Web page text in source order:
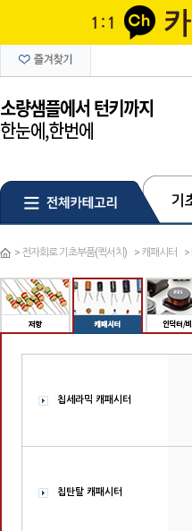
> 전자회로 기초부품(퀵서치) > 캐패시터 >
칩세라믹 캐패시터
칩탄탈 캐패시터